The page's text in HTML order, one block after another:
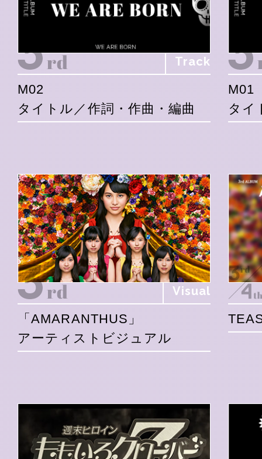
Track
M02
タイトル／作詞・作曲・編曲
M01
タイ
Visual
「AMARANTHUS」
アーティストビジュアル